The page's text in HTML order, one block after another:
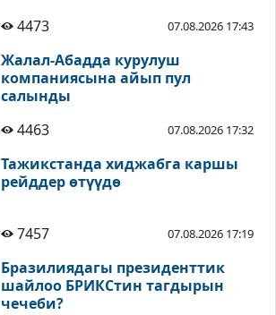
4473 07.08.2026 17:43
Жалал-Абадда курулуш
компаниясына айып пул
салынды
4463
07.08.2026 17:32
Тажикстанда хиджабга каршы
рейддер өтүүдө
7457 07.08.2026 17:19
Бразилиядагы президенттик
шайлоо БРИКСтин тагдырын
чечеби?